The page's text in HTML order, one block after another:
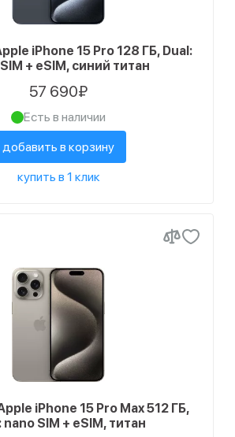
iPhone 15 Pro 128 ГБ, Dual:
+ eSIM, синий титан
57 690₽
Есть в наличии
добавить в корзину
купить в 1 клик
iPhone 15 Pro Max 512 ГБ,
nano SIM + eSIM, титан